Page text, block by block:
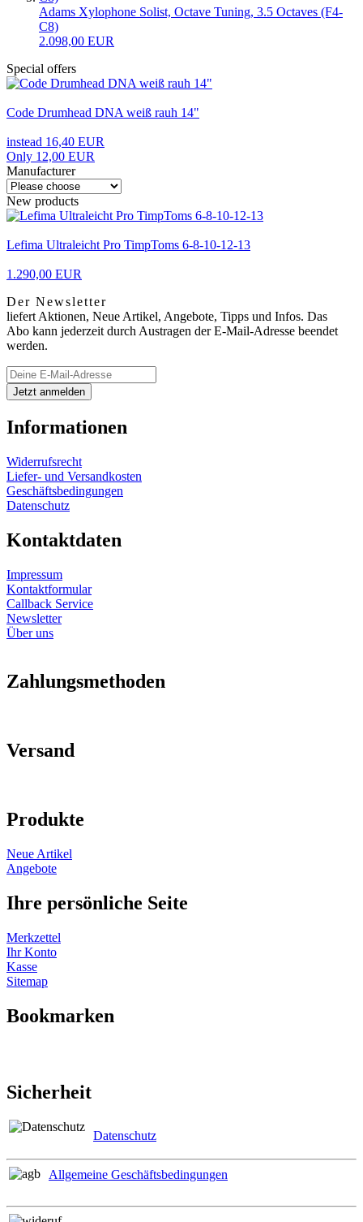
Adams Xylophone Solist, Octave Tuning, 3.5 Octaves (F4-
C8)
2.098,00 EUR
Special offers
Code Drumhead DNA weiß rauh 14"
instead 16,40 EUR
Only 12,00 EUR
Manufacturer
New products
Lefima Ultraleicht Pro TimpToms 6-8-10-12-13
1.290,00 EUR
Der Newsletter
liefert Aktionen, Neue Artikel, Angebote, Tipps und Infos. Das
Abo kann jederzeit durch Austragen der E-Mail-Adresse beendet
werden.
Informationen
Widerrufsrecht
Liefer- und Versandkosten
Geschäftsbedingungen
Datenschutz
Kontaktdaten
Impressum
Kontaktformular
Callback Service
Newsletter
Über uns
Zahlungsmethoden
Versand
Produkte
Neue Artikel
Angebote
Ihre persönliche Seite
Merkzettel
Ihr Konto
Kasse
Sitemap
Bookmarken
Sicherheit
Datenschutz
Allgemeine Geschäftsbedingungen